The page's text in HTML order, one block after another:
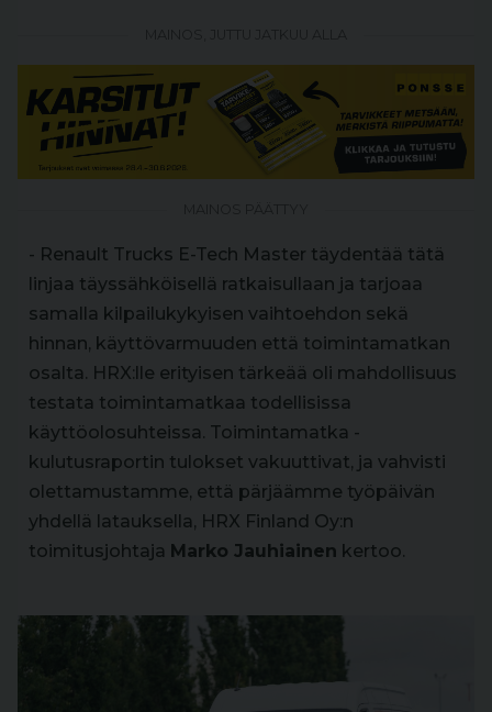
- Renault Trucks E-Tech Master täydentää tätä
linjaa täyssähköisellä ratkaisullaan ja tarjoaa
samalla kilpailukykyisen vaihtoehdon sekä
hinnan, käyttövarmuuden että toimintamatkan
osalta. HRX:lle erityisen tärkeää oli mahdollisuus
testata toimintamatkaa todellisissa
käyttöolosuhteissa. Toimintamatka -
kulutusraportin tulokset vakuuttivat, ja vahvisti
olettamustamme, että pärjäämme työpäivän
yhdellä latauksella, HRX Finland Oy:n
toimitusjohtaja Marko Jauhiainen kertoo.